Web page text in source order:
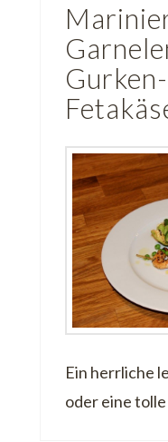
Ein herrliche
oder eine